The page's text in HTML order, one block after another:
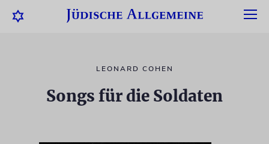
LEONARD COHEN
Songs für die Soldaten